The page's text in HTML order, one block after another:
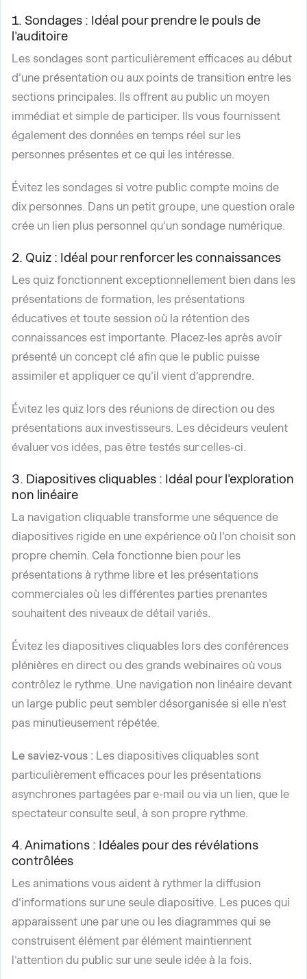
1. Sondages : Idéal pour prendre le pouls de
l'auditoire
Les sondages sont particulièrement efficaces au début
d'une présentation ou aux points de transition entre les
sections principales. Ils offrent au public un moyen
immédiat et simple de participer. Ils vous fournissent
également des données en temps réel sur les
personnes présentes et ce qui les intéresse.
Évitez les sondages si votre public compte moins de
dix personnes. Dans un petit groupe, une question orale
crée un lien plus personnel qu'un sondage numérique.
2. Quiz : Idéal pour renforcer les connaissances
Les quiz fonctionnent exceptionnellement bien dans les
présentations de formation, les présentations
éducatives et toute session où la rétention des
connaissances est importante. Placez-les après avoir
présenté un concept clé afin que le public puisse
assimiler et appliquer ce qu'il vient d'apprendre.
Évitez les quiz lors des réunions de direction ou des
présentations aux investisseurs. Les décideurs veulent
évaluer vos idées, pas être testés sur celles-ci.
3. Diapositives cliquables : Idéal pour l'exploration
non linéaire
La navigation cliquable transforme une séquence de
diapositives rigide en une expérience où l'on choisit son
propre chemin. Cela fonctionne bien pour les
présentations à rythme libre et les présentations
commerciales où les différentes parties prenantes
souhaitent des niveaux de détail variés.
Évitez les diapositives cliquables lors des conférences
plénières en direct ou des grands webinaires où vous
contrôlez le rythme. Une navigation non linéaire devant
un large public peut sembler désorganisée si elle n'est
pas minutieusement répétée.
Le saviez-vous : Les diapositives cliquables sont
particulièrement efficaces pour les présentations
asynchrones partagées par e-mail ou via un lien, que le
spectateur consulte seul, à son propre rythme.
4. Animations : Idéales pour des révélations
contrôlées
Les animations vous aident à rythmer la diffusion
d'informations sur une seule diapositive. Les puces qui
apparaissent une par une ou les diagrammes qui se
construisent élément par élément maintiennent
l'attention du public sur une seule idée à la fois.